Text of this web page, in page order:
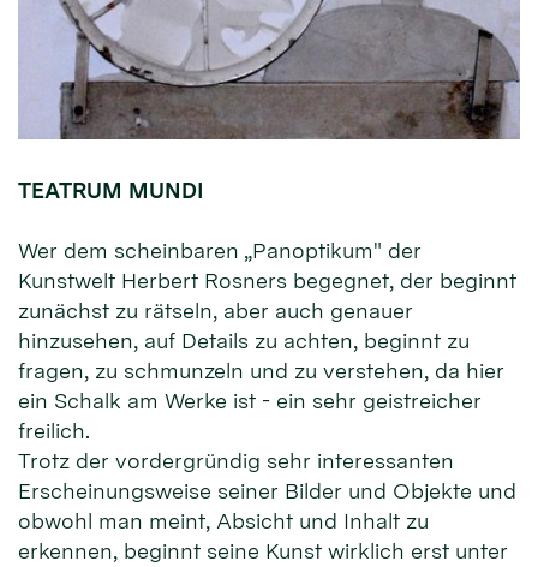
TEATRUM MUNDI
Wer dem scheinbaren „Panoptikum" der
Kunstwelt Herbert Rosners begeg­net, der beginnt
zunächst zu rätseln, aber auch genauer
hinzusehen, auf Details zu achten, beginnt zu
fragen, zu schmunzeln und zu verstehen, da hier
ein Schalk am Werke ist - ein sehr geistreicher
freilich.
Trotz der vordergründig sehr interessanten
Erscheinungsweise seiner Bilder und Objekte und
obwohl man meint, Absicht und Inhalt zu
erkennen, beginnt seine Kunst wirklich erst unter